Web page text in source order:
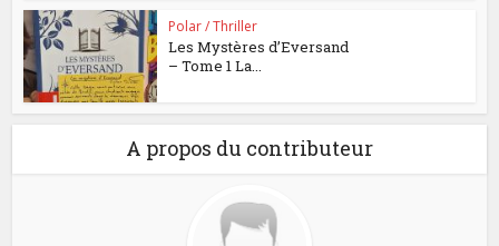
Polar / Thriller
Les Mystères d’Eversand
– Tome 1 La...
A propos du contributeur